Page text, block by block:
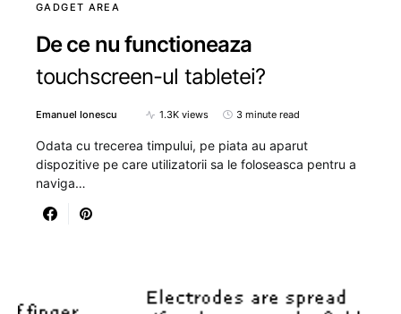
GADGET AREA
De ce nu functioneaza
touchscreen-ul tabletei?
Emanuel Ionescu 1.3K views 3 minute read
Odata cu trecerea timpului, pe piata au aparut
dispozitive pe care utilizatorii sa le foloseasca pentru a
naviga…